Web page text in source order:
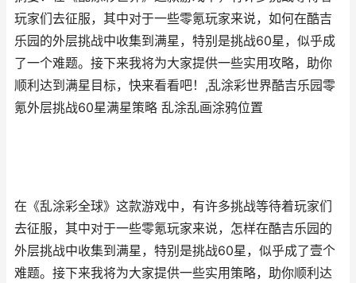
玩家们去征服，其中对于一些零氪玩家来说，如何在酷吉
乐园的外层挑战中收集到满星，特别是挑战60星，似乎成
了一个难题。接下来我将为大家提供一些实用攻略，助你
顺利达到满星目标，快来看看吧！,乱涂彩世界酷吉乐园零
氪外层挑战60星满星策略 乱涂乱画涂鸦位置
在《乱涂彩全球》这款游戏中，有许多挑战等待着玩家们
去征服，其中对于一些零氪玩家来说，怎样在酷吉乐园的
外层挑战中收集到满星，特别是挑战60星，似乎成了壹个
难题。接下来我将为大家提供一些实用策略，助你顺利达